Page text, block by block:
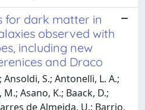
for dark matter in
observed with
including new
and Draco
Ansoldi, S.; Antonelli, L. A.;
Asano, K.; Baack, D.;
de Almeida, U.; Barrio,